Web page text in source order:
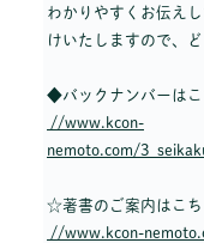
わかりやすくお伝え
けいたしますので、
◆バックナンバーは
//www.kcon-
nemoto.com/
☆著書のご案内はこち
//www.kcon-